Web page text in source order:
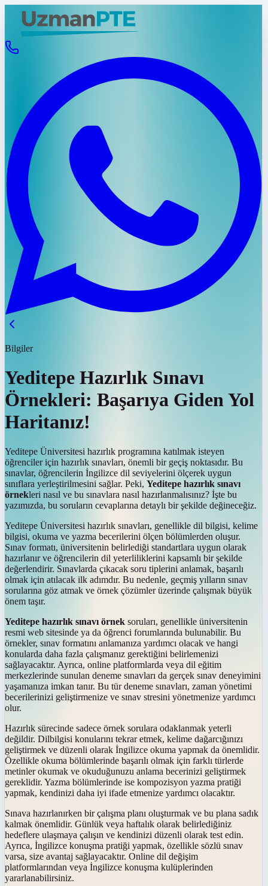
Bilgiler
Yeditepe Hazırlık Sınavı
Örnekleri: Başarıya Giden Yol
Haritanız!
Yeditepe Üniversitesi hazırlık programına katılmak isteyen
öğrenciler için hazırlık sınavları, önemli bir geçiş noktasıdır. Bu
sınavlar, öğrencilerin İngilizce dil seviyelerini ölçerek uygun
sınıflara yerleştirilmesini sağlar. Peki, Yeditepe hazırlık sınavı
örnekleri nasıl ve bu sınavlara nasıl hazırlanmalısınız? İşte bu
yazımızda, bu soruların cevaplarına detaylı bir şekilde değineceğiz.
Yeditepe Üniversitesi hazırlık sınavları, genellikle dil bilgisi, kelime
bilgisi, okuma ve yazma becerilerini ölçen bölümlerden oluşur.
Sınav formatı, üniversitenin belirlediği standartlara uygun olarak
hazırlanır ve öğrencilerin dil yeterliliklerini kapsamlı bir şekilde
değerlendirir. Sınavlarda çıkacak soru tiplerini anlamak, başarılı
olmak için atılacak ilk adımdır. Bu nedenle, geçmiş yılların sınav
sorularına göz atmak ve örnek çözümler üzerinde çalışmak büyük
önem taşır.
Yeditepe hazırlık sınavı örnek soruları, genellikle üniversitenin
resmi web sitesinde ya da öğrenci forumlarında bulunabilir. Bu
örnekler, sınav formatını anlamanıza yardımcı olacak ve hangi
konularda daha fazla çalışmanız gerektiğini belirlemenizi
sağlayacaktır. Ayrıca, online platformlarda veya dil eğitim
merkezlerinde sunulan deneme sınavları da gerçek sınav deneyimini
yaşamanıza imkan tanır. Bu tür deneme sınavları, zaman yönetimi
becerilerinizi geliştirmenize ve sınav stresini yönetmenize yardımcı
olur.
Hazırlık sürecinde sadece örnek sorulara odaklanmak yeterli
değildir. Dilbilgisi konularını tekrar etmek, kelime dağarcığınızı
geliştirmek ve düzenli olarak İngilizce okuma yapmak da önemlidir.
Özellikle okuma bölümlerinde başarılı olmak için farklı türlerde
metinler okumak ve okuduğunuzu anlama becerinizi geliştirmek
gereklidir. Yazma bölümlerinde ise kompozisyon yazma pratiği
yapmak, kendinizi daha iyi ifade etmenize yardımcı olacaktır.
Sınava hazırlanırken bir çalışma planı oluşturmak ve bu plana sadık
kalmak önemlidir. Günlük veya haftalık olarak belirlediğiniz
hedeflere ulaşmaya çalışın ve kendinizi düzenli olarak test edin.
Ayrıca, İngilizce konuşma pratiği yapmak, özellikle sözlü sınav
varsa, size avantaj sağlayacaktır. Online dil değişim
platformlarından veya İngilizce konuşma kulüplerinden
yararlanabilirsiniz.